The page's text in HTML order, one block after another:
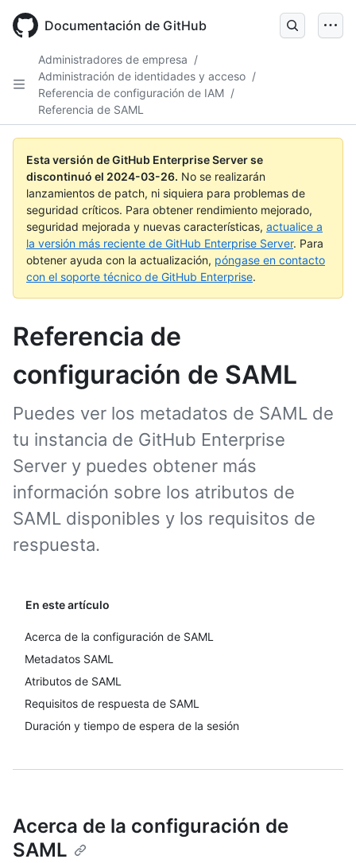
main
Documentación de GitHub
Administradores de empresa /
Administración de identidades y acceso /
Referencia de configuración de IAM /
Referencia de SAML
Esta versión de GitHub Enterprise Server se
discontinuó el 2024-03-26. No se realizarán
lanzamientos de patch, ni siquiera para problemas de
seguridad críticos. Para obtener rendimiento mejorado,
seguridad mejorada y nuevas características, actualice a
la versión más reciente de GitHub Enterprise Server. Para
obtener ayuda con la actualización, póngase en contacto
con el soporte técnico de GitHub Enterprise.
Referencia de
configuración de SAML
Puedes ver los metadatos de SAML de
tu instancia de GitHub Enterprise
Server y puedes obtener más
información sobre los atributos de
SAML disponibles y los requisitos de
respuesta.
En este artículo
Acerca de la configuración de SAML
Metadatos SAML
Atributos de SAML
Requisitos de respuesta de SAML
Duración y tiempo de espera de la sesión
Acerca de la configuración de
SAML